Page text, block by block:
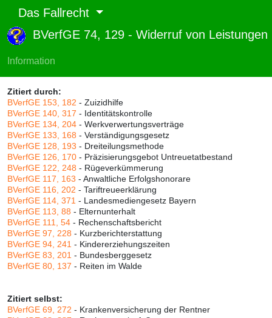
Das Fallrecht
BVerfGE 74, 129 - Widerruf von
Information
Abruf und Rang:
RTF-Version
Zitiert durch:
BVerfGE 153, 182 - Zuizidhilfe
BVerfGE 140, 317 - Identitätskontrolle
BVerfGE 134, 204 - Werkverwertungsverträge
BVerfGE 133, 168 - Verständigungsgesetz
BVerfGE 128, 193 - Dreiteilungsmethode
BVerfGE 126, 170 - Präzisierungsgebot Untreuetatbestand
BVerfGE 122, 248 - Rügeverkümmerung
BVerfGE 117, 163 - Anwaltliche Erfolgshonorare
BVerfGE 116, 202 - Tariftreueerklärung
BVerfGE 114, 371 - Landesmediengesetz Bayern
BVerfGE 113, 88 - Elternunterhalt
BVerfGE 111, 54 - Rechenschaftsbericht
BVerfGE 97, 228 - Kurzberichterstattung
BVerfGE 94, 241 - Kindererziehungszeiten
BVerfGE 83, 201 - Bundesberggesetz
BVerfGE 80, 137 - Reiten im Walde
Zitiert selbst:
BVerfGE 69, 272 - Krankenversicherung der Rentner